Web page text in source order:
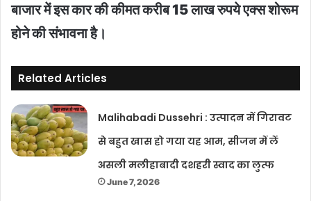
बाजार में इस कार की कीमत करीब 15 लाख रुपये एक्स शोरूम
होने की संभावना है।
Related Articles
Malihabadi Dussehri : उत्पादन में गिरावट
से बहुत खास हो गया यह आम, सीजन में लें
असली मलीहाबादी दशहरी स्वाद का लुत्फ
June 7, 2026